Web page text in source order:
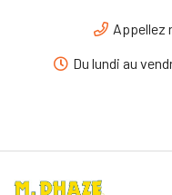
Appellez
Du lundi au